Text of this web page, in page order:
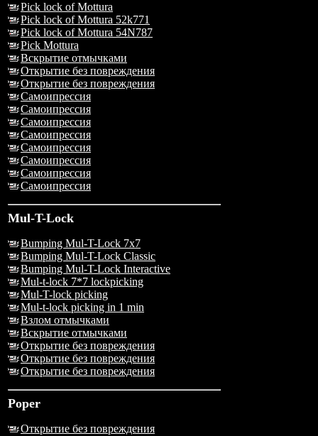
Pick lock of Mottura
Pick lock of Mottura 52k771
Pick lock of Mottura 54N787
Pick Mottura
Вскрытие отмычками
Открытие без повреждения
Открытие без повреждения
Самоипрессия
Самоипрессия
Самоипрессия
Самоипрессия
Самоипрессия
Самоипрессия
Самоипрессия
Самоипрессия
Mul-T-Lock
Bumping Mul-T-Lock 7x7
Bumping Mul-T-Lock Classic
Bumping Mul-T-Lock Interactive
Mul-t-lock 7*7 lockpicking
Mul-T-lock picking
Mul-t-lock picking in 1 min
Взлом отмычками
Вскрытие отмычками
Открытие без повреждения
Открытие без повреждения
Открытие без повреждения
Poper
Открытие без повреждения